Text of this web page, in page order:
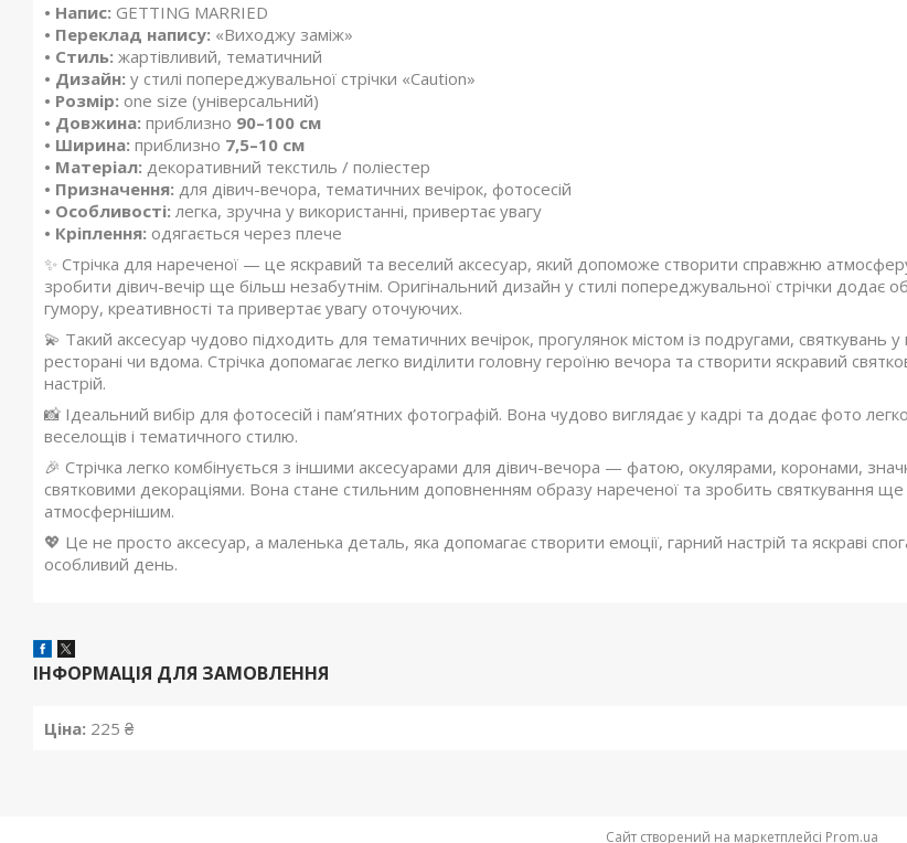
• Напис: GETTING MARRIED
• Переклад напису: «Виходжу заміж»
• Стиль: жартівливий, тематичний
• Дизайн: у стилі попереджувальної стрічки «Caution»
• Розмір: one size (універсальний)
• Довжина: приблизно 90–100 см
• Ширина: приблизно 7,5–10 см
• Матеріал: декоративний текстиль / поліестер
• Призначення: для дівич-вечора, тематичних вечірок, фотосесій
• Особливості: легка, зручна у використанні, привертає увагу
• Кріплення: одягається через плече
✨ Стрічка для нареченої — це яскравий та веселий аксесуар, який допоможе створити справжню
зробити дівич-вечір ще більш незабутнім. Оригінальний дизайн у стилі попереджувальної стрічки додає
гумору, креативності та привертає увагу оточуючих.
💫 Такий аксесуар чудово підходить для тематичних вечірок, прогулянок містом із подругами, святкувань у
ресторані чи вдома. Стрічка допомагає легко виділити головну героїню вечора та створити яскравий
настрій.
📸 Ідеальний вибір для фотосесій і пам’ятних фотографій. Вона чудово виглядає у кадрі та додає фото
веселощів і тематичного стилю.
🎉 Стрічка легко комбінується з іншими аксесуарами для дівич-вечора — фатою, окулярами, коронами,
святковими декораціями. Вона стане стильним доповненням образу нареченої та зробить святкування ще
атмосфернішим.
💖 Це не просто аксесуар, а маленька деталь, яка допомагає створити емоції, гарний настрій та яскраві
особливий день.
ІНФОРМАЦІЯ ДЛЯ ЗАМОВЛЕННЯ
Ціна: 225 ₴
Сайт створений на маркетплейсі Prom.ua